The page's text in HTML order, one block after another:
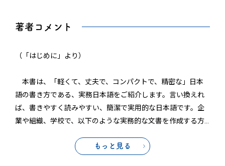
著者コメント
（「はじめに」より）
本書は、「軽くて、丈夫で、コンパクトで、精密な」日本
語の書き方である、実務日本語をご紹介します。言い換えれ
ば、書きやすく読みやすい、簡潔で実用的な日本語です。企
業や組織、学校で、以下のような実務的な文書を作成する方
もっと見る